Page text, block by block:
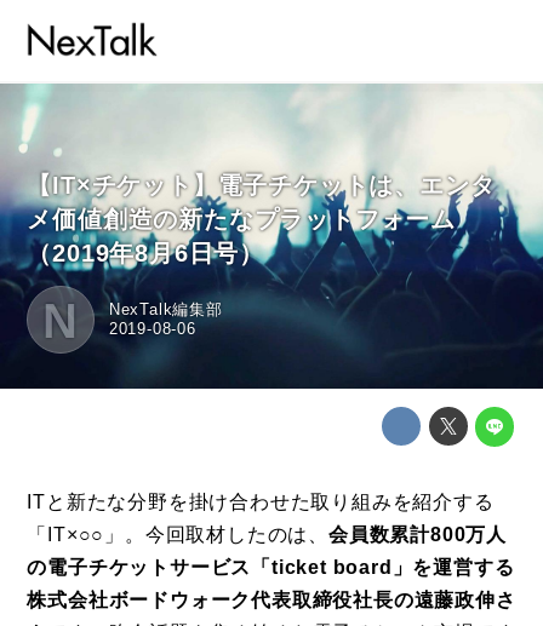
【IT×チケット】電子チケットは、エンタ
メ価値創造の新たなプラットフォーム
（2019年8月6日号）
N 2019-08-06
NexTalk編集部
ITと新たな分野を掛け合わせた取り組みを紹介する
「IT×○○」。今回取材したのは、 会員数累計800万⼈
の電子チケットサービス「ticket board」を運営する
株式会社ボードウォーク代表取締役社長の遠藤政伸さ